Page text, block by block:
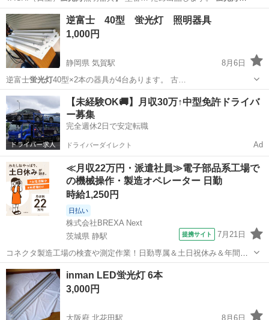
イプの丸型シーリ…
愛知 豊明市 前後駅 照明器具
逆富士 40型 蛍光灯 照明器具
1,000円
静岡県 気賀駅
8月6日
逆富士蛍光灯40型×2本の器具が4台あります。 古…
静岡 浜松市 気賀駅 照明器具 蛍光灯
【未経験OK🚚】月収30万↑中型免許ドライバ
ー募集
完全週休2日で安定転職
ドライバーダイレクト Ad
≪月収22万円・派遣社員≫電子部品系工場で
の機械操作・製造オペレーター 日勤
時給1,250円
日払い
株式会社BREXA Next
茨城県 静駅
提携サイト 7月21日
コネクタ製造工場の検査や測定作業！日勤専属＆土日祝休み＆年間休
日128日★クリーンルーム内作業★マイカー通勤OK＆無料駐車場あり
★就業先食堂利用可！日払い制度あり！《茨城県常陸大宮市》 人気の
工場のお仕事 ◇コネクタ製造工...
茨城 常陸大宮市 その他
inman LED蛍光灯 6本
3,000円
大阪府 北花田駅
8月6日